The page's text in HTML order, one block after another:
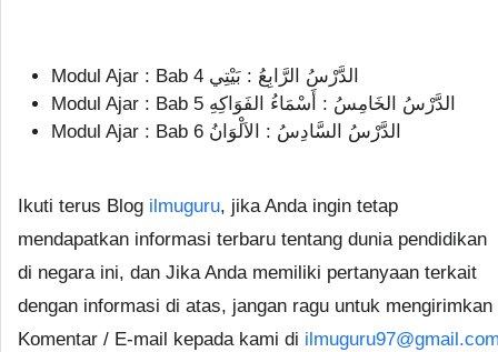
Modul Ajar : Bab 4 الدَّرْسُ الرَّابِعُ : بَيْتِي
Modul Ajar : Bab 5 الدَّرْسُ الخَامِسُ : أَسْمَاءُ الفَوَاكِهِ
Modul Ajar : Bab 6 الدَّرْسُ السَّادِسُ : الاَلْوَانُ
Ikuti terus Blog ilmuguru, jika Anda ingin tetap
mendapatkan informasi terbaru tentang dunia pendidikan
di negara ini, dan Jika Anda memiliki pertanyaan terkait
dengan informasi di atas, jangan ragu untuk mengirimkan
Komentar / E-mail kepada kami di